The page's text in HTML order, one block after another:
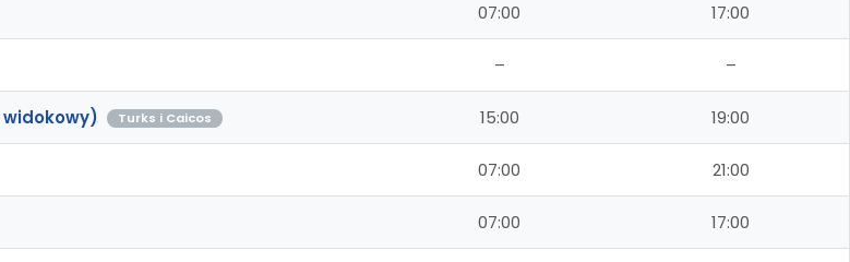
07:00 17:00
– –
widokowy) Turks i Caicos 15:00 19:00
07:00 21:00
07:00 17:00